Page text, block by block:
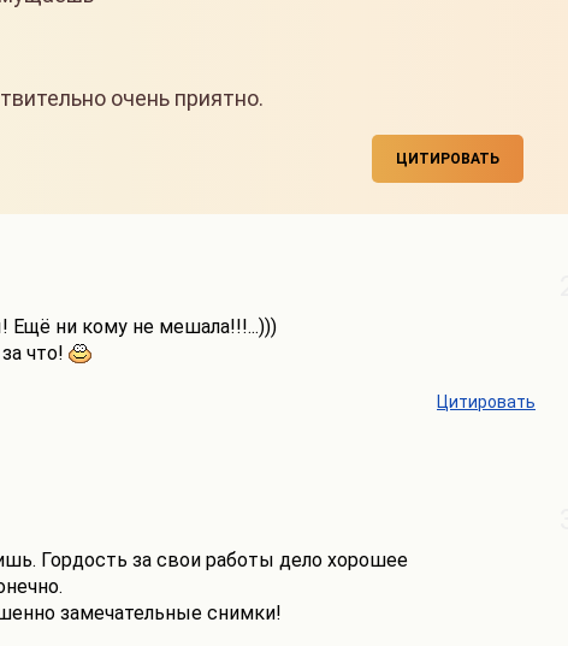
очень приятно.
ЦИТИРОВАТЬ
Ещё ни кому не мешала!!!...)))
что!
Цитировать
Гордость за свои работы дело хорошее
замечательные снимки!